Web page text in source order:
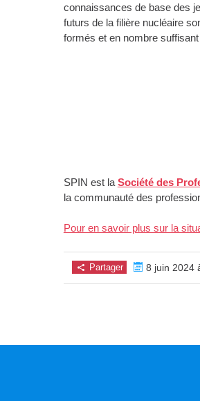
connaissances de base des
futurs de la filière nucléaire
formés et en nombre
SPIN est la Société des
la communauté des
Pour en savoir plus sur la
Partager 8 juin 2024